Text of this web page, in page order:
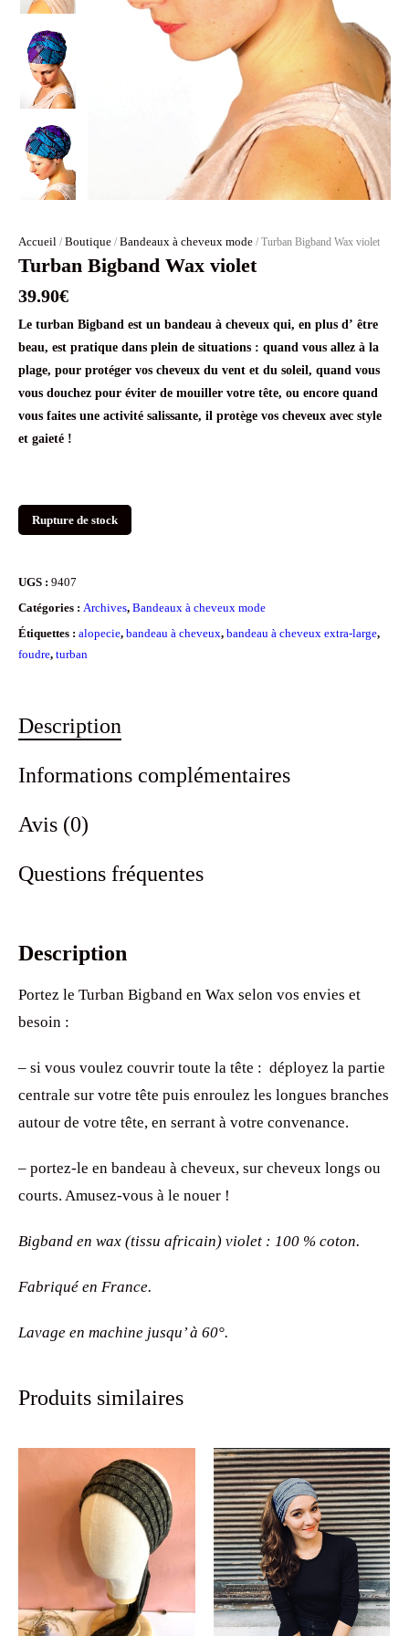
Accueil / Boutique / Bandeaux à cheveux mode / Turban Bigband Wax violet
Turban Bigband Wax violet
39.90€
Le turban Bigband est un bandeau à cheveux qui, en plus d’ être
beau, est pratique dans plein de situations : quand vous allez à la
plage, pour protéger vos cheveux du vent et du soleil, quand vous
vous douchez pour éviter de mouiller votre tête, ou encore quand
vous faites une activité salissante, il protège vos cheveux avec style
et gaieté !
Rupture de stock
UGS : 9407
Catégories : Archives, Bandeaux à cheveux mode
Étiquettes : alopecie, bandeau à cheveux, bandeau à cheveux extra-large,
foudre, turban
Description
Informations complémentaires
Avis (0)
Questions fréquentes
Description
Portez le Turban Bigband en Wax selon vos envies et
besoin :
– si vous voulez couvrir toute la tête : déployez la partie
centrale sur votre tête puis enroulez les longues branches
autour de votre tête, en serrant à votre convenance.
– portez-le en bandeau à cheveux, sur cheveux longs ou
courts. Amusez-vous à le nouer !
Bigband en wax (tissu africain) violet : 100 % coton.
Fabriqué en France.
Lavage en machine jusqu’ à 60°.
Produits similaires